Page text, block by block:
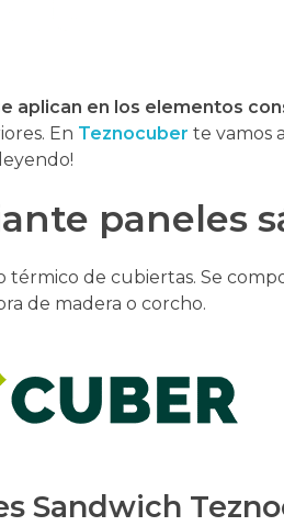
aplican en los elementos
En Teznocuber te vamos
paneles
de cubiertas. Se
de madera o corcho.
Sandwich